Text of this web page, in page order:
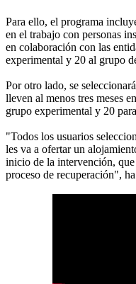
Para ello, el programa
en el trabajo con personas
en colaboración con las
experimental y 20 al grupo
Por otro lado, se
lleven al menos tres meses
grupo experimental y 20
"Todos los usuarios
les va a ofertar un
inicio de la intervención,
proceso de recuperación",